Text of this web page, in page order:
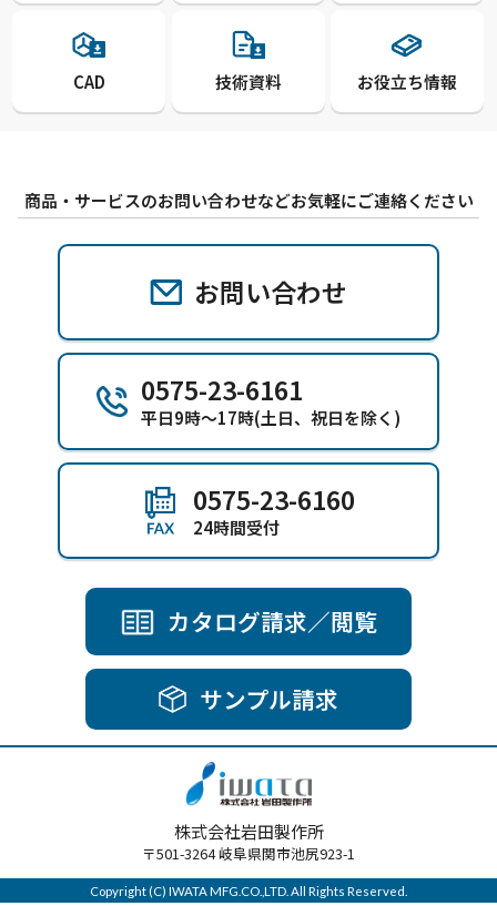
CAD 技術資料 お役立ち情報
商品・サービスのお問い合わせなどお気軽にご連絡ください
お問い合わせ
0575-23-6161
平日9時～17時(土日、祝日を除く)
0575-23-6160
24時間受付
カタログ請求／閲覧
サンプル請求
株式会社岩田製作所
〒501-3264 岐阜県関市池尻923-1
Copyright (C) IWATA MFG.CO.,LTD. All Rights Reserved.